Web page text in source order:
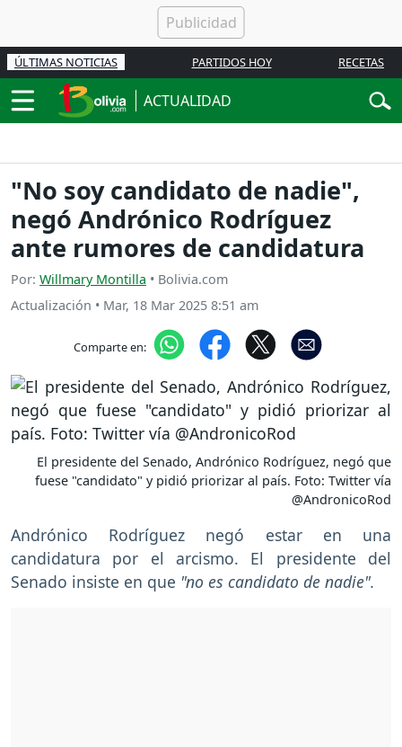
ÚLTIMAS NOTICIAS PARTIDOS HOY RECETAS
ACTUALIDAD
"No soy candidato de nadie",
negó Andrónico Rodríguez
ante rumores de candidatura
Por: Willmary Montilla • Bolivia.com
Actualización • Mar, 18 Mar 2025 8:51 am
Comparte en:
El presidente del Senado, Andrónico Rodríguez, negó que
fuese "candidato" y pidió priorizar al país. Foto: Twitter vía
@AndronicoRod
Andrónico Rodríguez negó estar en una
candidatura por el arcismo. El presidente del
Senado insiste en que "no es candidato de nadie".